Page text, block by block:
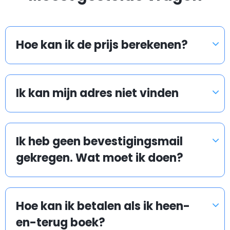
verzoek te voldoen.
Er staan ook traditionele taxi's op de luchthaven
buiten te wachten. Ze kunnen u naar uw bestemming
brengen, maar u profiteert dan niet van een lage
tarief.
Wat gebeurd als mijn vlucht of trein vertraging
heeft?
Airport taxis houden de vlucht- en trein
aankomsttijden in de gaten om ervoor te zorgen dat
onze chauffeur op tijd is om u op te halen. Maakt u zich
Hoe kan ik de prijs berekenen?
Ik kan mijn adres niet vinden
Ik heb geen bevestigingsmail
gekregen. Wat moet ik doen?
Hoe kan ik betalen als ik heen-
en-terug boek?